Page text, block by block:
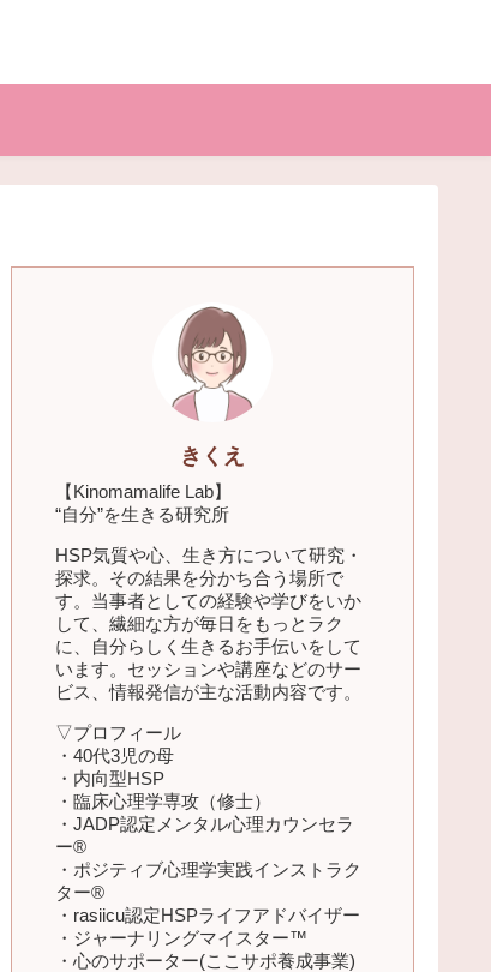
きくえ
【Kinomamalife Lab】
“自分”を生きる研究所
HSP気質や心、生き方について研究・
探求。その結果を分かち合う場所で
す。当事者としての経験や学びをいか
して、繊細な方が毎日をもっとラク
に、自分らしく生きるお手伝いをして
います。セッションや講座などのサー
ビス、情報発信が主な活動内容です。
▽プロフィール
・40代3児の母
・内向型HSP
・臨床心理学専攻（修士）
・JADP認定メンタル心理カウンセラ
ー®
・ポジティブ心理学実践インストラク
ター®
・rasiicu認定HSPライフアドバイザー
・ジャーナリングマイスター™
・心のサポーター(ここサポ養成事業)